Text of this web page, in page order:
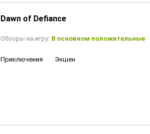
Dawn of Defiance
Обзоры на игру: В основном положительные
Приключения Экшен